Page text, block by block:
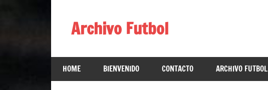
contentArchivo Futbol
Mejor
de
América
HOME BIENVENIDO CONTACTO ARCHIVO FUTBOL